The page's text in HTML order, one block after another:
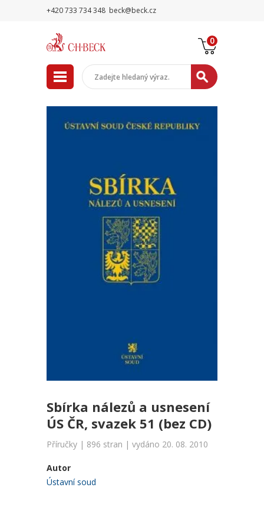
+420 733 734 348 beck@beck.cz
0
Sbírka nálezů a usnesení
ÚS ČR, svazek 51 (bez CD)
Příručky | 896 stran | vydáno 20. 08. 2010
Autor
Ústavní soud